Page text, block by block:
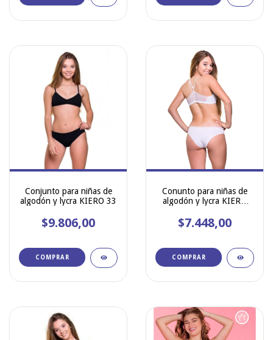
Conjunto para niñas de
algodón y lycra KIERO 33
$9.806,00
COMPRAR
Conunto para niñas de
algodón y lycra KIERO
$7.448,00
COMPRAR